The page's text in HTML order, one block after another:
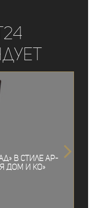
в стиле ар-
Дом и Ко»